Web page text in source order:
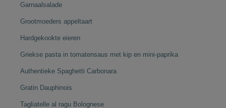
Garnaalsalade
Grootmoeders appeltaart
Hardgekookte eieren
Griekse pasta in tomatensaus met kip en mini-paprika
Authentieke Spaghetti Carbonara
Gratin Dauphinois
Tagliatelle al ragu Bolognese